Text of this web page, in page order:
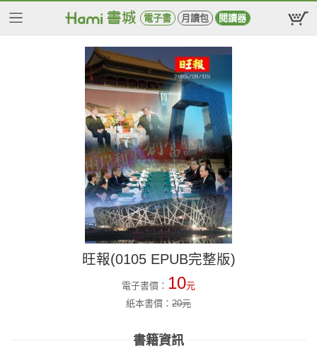
電子書 月讀包 閱讀器
旺報(0105 EPUB完整版)
電子書價： 10元
紙本書價： 20元
書籍資訊